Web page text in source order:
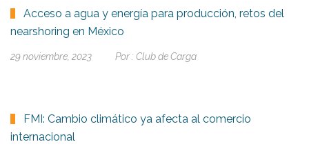
Acceso a agua y energía para producción, retos del
nearshoring en México
29 noviembre, 2023 Por : Club de Carga
FMI: Cambio climático ya afecta al comercio
internacional